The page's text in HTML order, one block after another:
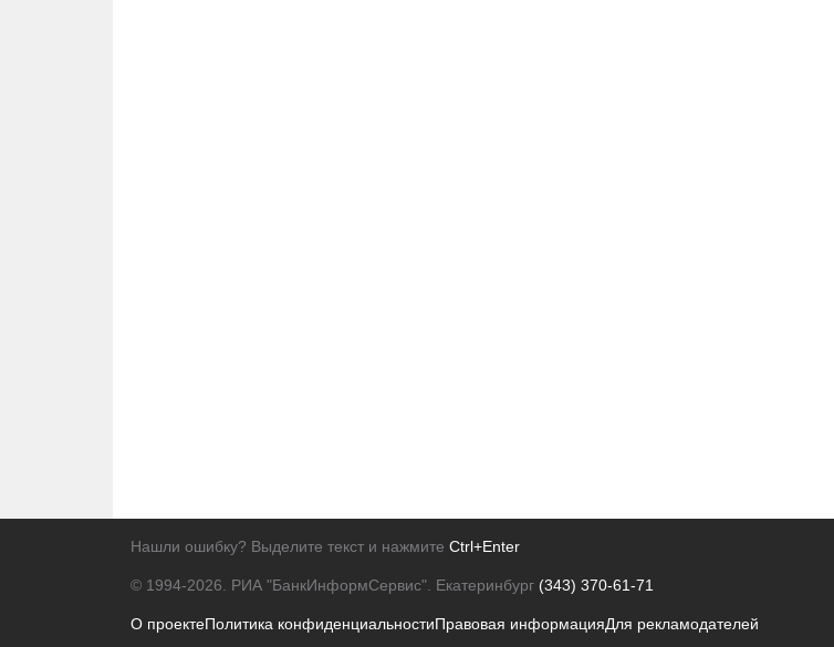
Нашли ошибку? Выделите текст и нажмите Ctrl+Enter
© 1994-2026. РИА "БанкИнформСервис". Екатеринбург (343) 370-61-71
О проектеПолитика конфиденциальностиПравовая информацияДля рекламодателей